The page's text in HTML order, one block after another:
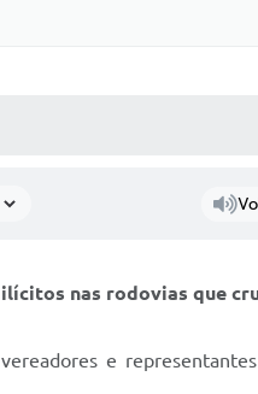
nas rodovias que
e